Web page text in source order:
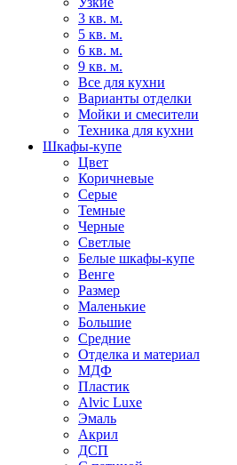
3 кв. м.
5 кв. м.
6 кв. м.
9 кв. м.
Все для кухни
Варианты отделки
Мойки и смесители
Техника для кухни
Шкафы-купе
Цвет
Коричневые
Серые
Темные
Черные
Светлые
Белые шкафы-купе
Венге
Размер
Маленькие
Большие
Средние
Отделка и материал
МДФ
Пластик
Alvic Luxe
Эмаль
Акрил
ДСП